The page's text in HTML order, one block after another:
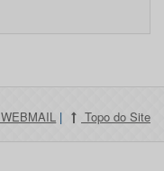
WEBMAIL | Topo do Site